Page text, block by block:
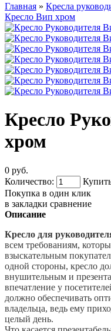
Главная » Кресла
Кресло Вип хром
Кресло
хром
0 руб.
Количество:
Покупка в один клик
в закладки сравнение
Описание
Кресло для
всем требованиям,
взыскательным
одной стороны, кресло
внушительным и
впечатление у
должно обеспечивать
владельца, ведь ему
целый день.